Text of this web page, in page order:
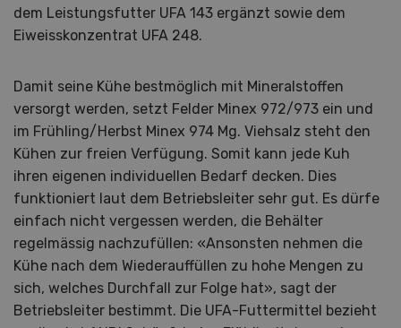
dem Leistungsfutter UFA 143 ergänzt sowie dem
Eiweisskonzentrat UFA 248.
Damit seine Kühe bestmöglich mit Mineralstoffen
versorgt werden, setzt Felder Minex 972/973 ein und
im Frühling/Herbst Minex 974 Mg. Viehsalz steht den
Kühen zur freien Verfügung. Somit kann jede Kuh
ihren eigenen individuellen Bedarf decken. Dies
funktioniert laut dem Betriebsleiter sehr gut. Es dürfe
einfach nicht vergessen werden, die Behälter
regelmässig nachzufüllen: «Ansonsten nehmen die
Kühe nach dem Wiederauffüllen zu hohe Mengen zu
sich, welches Durchfall zur Folge hat», sagt der
Betriebsleiter bestimmt. Die UFA-Futtermittel bezieht